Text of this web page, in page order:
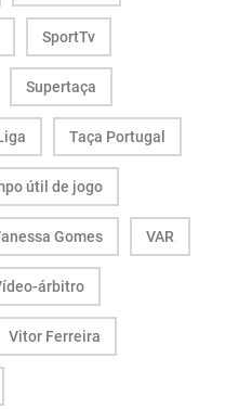
SportTv
Supertaça
Taça Portugal
útil de jogo
Gomes VAR
árbitro
Vitor Ferreira